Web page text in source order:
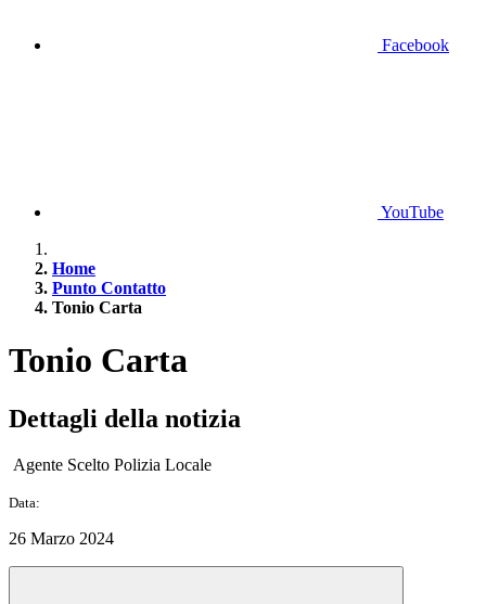
Facebook
YouTube
Home
Punto Contatto
Tonio Carta
Tonio Carta
Dettagli della notizia
Agente Scelto Polizia Locale
Data:
26 Marzo 2024